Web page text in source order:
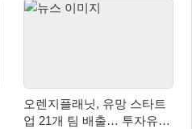
오렌지플래닛, 유망 스타트
업 21개 팀 배출… 투자유치∙